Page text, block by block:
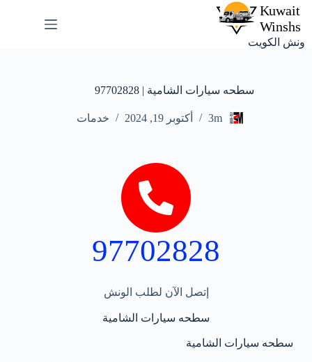
ونش الكويت
سطحه سيارات الشامية | 97702828
3m أكتوبر 19, 2024 خدمات
97702828
إتصل الآن لطلب الونش
سطحه سيارات الشامية
سطحه سيارات الشامية